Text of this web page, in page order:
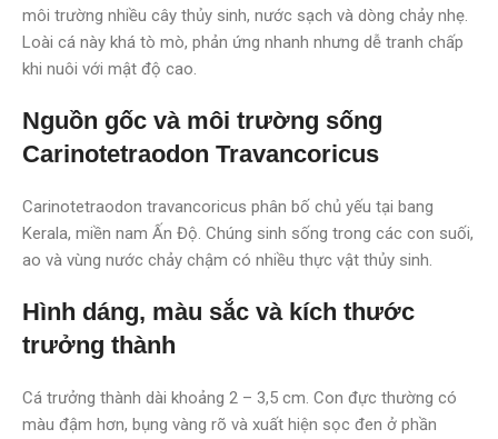
môi trường nhiều cây thủy sinh, nước sạch và dòng chảy nhẹ.
Loài cá này khá tò mò, phản ứng nhanh nhưng dễ tranh chấp
khi nuôi với mật độ cao.
Nguồn gốc và môi trường sống
Carinotetraodon Travancoricus
Carinotetraodon travancoricus phân bố chủ yếu tại bang
Kerala, miền nam Ấn Độ. Chúng sinh sống trong các con suối,
ao và vùng nước chảy chậm có nhiều thực vật thủy sinh.
Hình dáng, màu sắc và kích thước
trưởng thành
Cá trưởng thành dài khoảng 2 – 3,5 cm. Con đực thường có
màu đậm hơn, bụng vàng rõ và xuất hiện sọc đen ở phần